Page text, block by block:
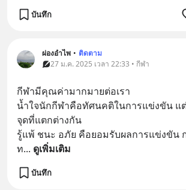
บันทึก
ผ่องอำไพ • ติดตาม
27 ม.ค. 2025 เวลา 22:33 • กีฬา
กีฬามีคุณค่ามากมายต่อเรา
น้ำใจนักกีฬาคือทัศนคติในการแข่งขัน แ
จุดที่แตกต่างกัน
รู้แพ้ ชนะ อภัย คือยอมรับผลการแข่งขัน
ท... ดูเพิ่มเติม
บันทึก